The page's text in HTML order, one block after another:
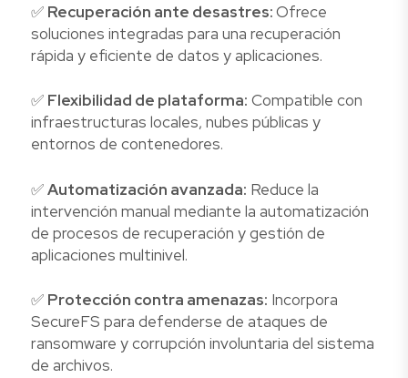
✅ Recuperación ante desastres:Ofrece
soluciones integradas para una recuperación
rápida y eficiente de datos y aplicaciones.
✅ Flexibilidad de plataforma: Compatible con
infraestructuras locales, nubes públicas y
entornos de contenedores.
✅Automatización avanzada: Reduce la
intervención manual mediante la automatización
de procesos de recuperación y gestión de
aplicaciones multinivel.
✅ Protección contra amenazas: Incorpora
SecureFS para defenderse de ataques de
ransomware y corrupción involuntaria del sistema
de archivos.